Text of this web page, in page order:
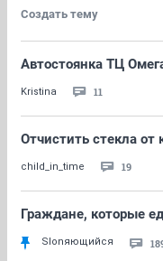
Создать тему
Автостоянка ТЦ
Kristina 11
Отчистить стекла от
child_in_time 19
Граждане, которые
Slonяющийся